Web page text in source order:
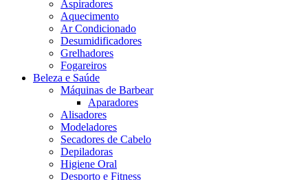
Aspiradores
Aquecimento
Ar Condicionado
Desumidificadores
Grelhadores
Fogareiros
Beleza e Saúde
Máquinas de Barbear
Aparadores
Alisadores
Modeladores
Secadores de Cabelo
Depiladoras
Higiene Oral
Desporto e Fitness